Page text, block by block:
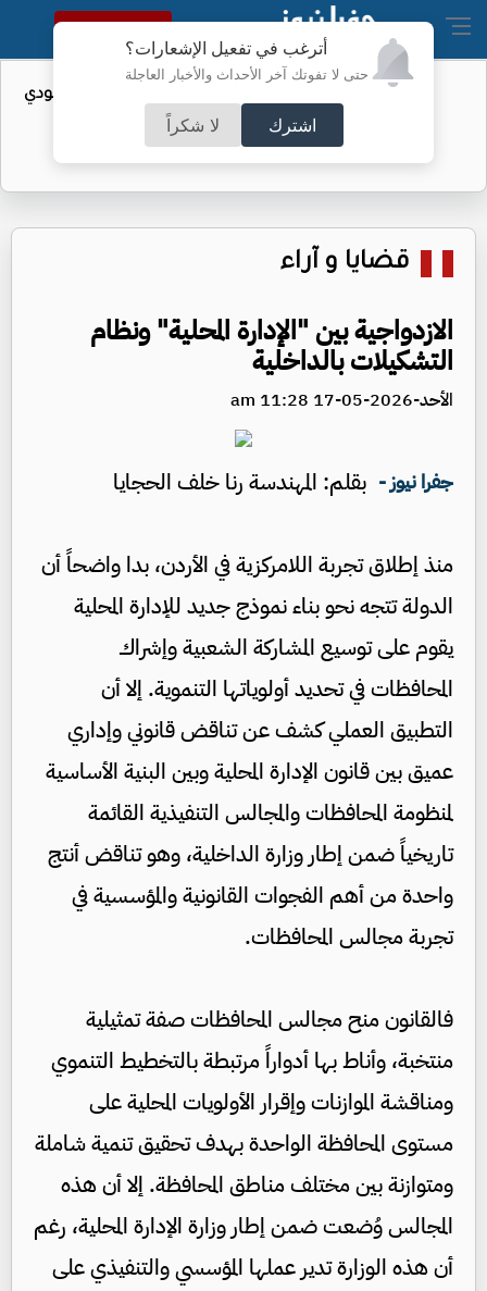
أترغب في تفعيل الإشعارات؟
حتى لا تفوتك آخر الأحداث والأخبار العاجلة
اشترك لا شكراً
النسخة الكاملة
إصابات إيبولا في الكونغو تتجاوز 4
قضايا و آراء
الازدواجية بين "الإدارة المحلية" ونظام
التشكيلات بالداخلية
الأحد-2026-05-17 11:28 am
جفرا نيوز - بقلم: المهندسة رنا خلف الحجايا
منذ إطلاق تجربة اللامركزية في الأردن، بدا واضحاً أن
الدولة تتجه نحو بناء نموذج جديد للإدارة المحلية
يقوم على توسيع المشاركة الشعبية وإشراك
المحافظات في تحديد أولوياتها التنموية. إلا أن
التطبيق العملي كشف عن تناقض قانوني وإداري
عميق بين قانون الإدارة المحلية وبين البنية الأساسية
لمنظومة المحافظات والمجالس التنفيذية القائمة
تاريخياً ضمن إطار وزارة الداخلية، وهو تناقض أنتج
واحدة من أهم الفجوات القانونية والمؤسسية في
تجربة مجالس المحافظات.
فالقانون منح مجالس المحافظات صفة تمثيلية
منتخبة، وأناط بها أدواراً مرتبطة بالتخطيط التنموي
ومناقشة الموازنات وإقرار الأولويات المحلية على
مستوى المحافظة الواحدة بهدف تحقيق تنمية شاملة
ومتوازنة بين مختلف مناطق المحافظة. إلا أن هذه
المجالس وُضعت ضمن إطار وزارة الإدارة المحلية، رغم
أن هذه الوزارة تدير عملها المؤسسي والتنفيذي على